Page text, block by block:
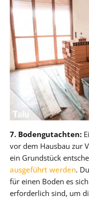
7. Bodengutachten:
vor dem Hausbau zur
ein Grundstück
ausgeführt werden.
für einen Boden es
erforderlich sind, um